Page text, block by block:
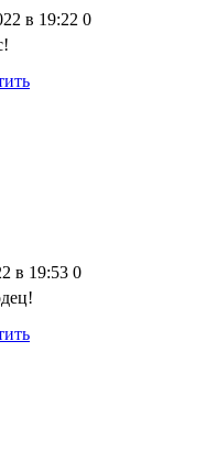
в 19:22 0
в 19:53 0